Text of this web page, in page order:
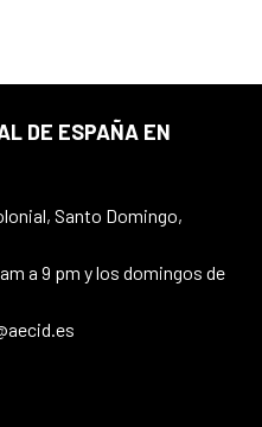
DE ESPAÑA EN
Santo Domingo,
a 9 pm y los domingos de